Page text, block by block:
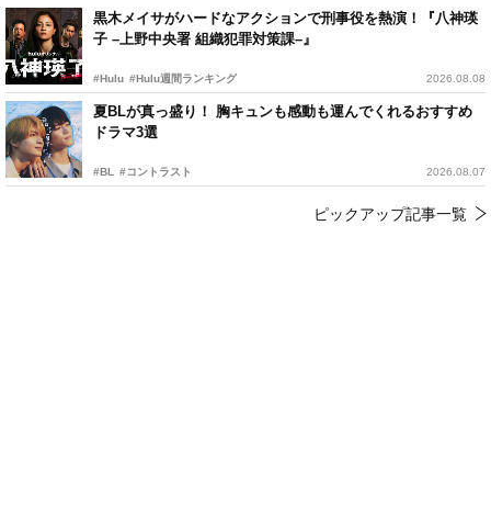
黒木メイサがハードなアクションで刑事役を熱演！『八神瑛
子 –上野中央署 組織犯罪対策課–』
#Hulu #Hulu週間ランキング 2026.08.08
夏BLが真っ盛り！ 胸キュンも感動も運んでくれるおすすめ
ドラマ3選
#BL #コントラスト 2026.08.07
ピックアップ記事一覧